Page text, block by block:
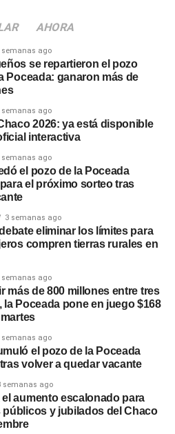
y la Orquesta Sinfónica
personal y
sector cultural
sobre el destino laboral
técnicos y personal de
el equipo de trabajo.
señalan que la
del patrimonio
nuevos talentos en la
a la
la medida e iniciaron
presentaciones judiciales o
las autoridades
los compromisos fijados en
para la segunda mitad del
las decisiones de política
Políticaque impactan en las
lasactualizaciones constantes
AHORA
semanas ago
se repartieron el pozo
Poceada: ganaron más de
semanas ago
2026: ya está disponible
interactiva
semanas ago
el pozo de la Poceada
el próximo sorteo tras
3 semanas ago
eliminar los límites para
compren tierras rurales en
semanas ago
más de 800 millones entre tres
la Poceada pone en juego $168
semanas ago
el pozo de la Poceada
volver a quedar vacante
semanas ago
aumento escalonado para
públicos y jubilados del Chaco